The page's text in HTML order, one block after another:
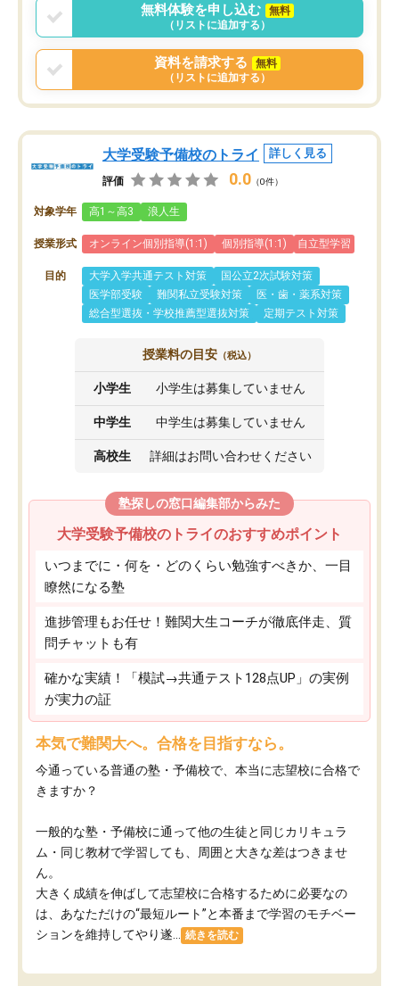
無料体験を申し込む
無料
（リストに追加する）
資料を請求する
無料
（リストに追加する）
大学受験予備校のトライ 詳しく見る
評価 0.0 （0件）
対象学年 高1～高3 浪人生
授業形式 オンライン個別指導(1:1) 個別指導(1:1) 自立型学習
目的 大学入学共通テスト対策
国公立2次試験対策
医学部受験
難関私立受験対策
医・歯・薬系対策
総合型選抜・学校推薦型選抜対策
定期テスト対策
授業料の目安 （税込）
小学生 小学生は募集していません
中学生 中学生は募集していません
高校生 詳細はお問い合わせください
塾探しの窓口編集部からみた
大学受験予備校のトライのおすすめポイント
いつまでに・何を・どのくらい勉強すべきか、一目
瞭然になる塾
進捗管理もお任せ！難関大生コーチが徹底伴走、質
問チャットも有
確かな実績！「模試→共通テスト128点UP」の実例
が実力の証
本気で難関大へ。合格を目指すなら。
今通っている普通の塾・予備校で、本当に志望校に合格で
きますか？
一般的な塾・予備校に通って他の生徒と同じカリキュラ
ム・同じ教材で学習しても、周囲と大きな差はつきませ
ん。
大きく成績を伸ばして志望校に合格するために必要なの
は、あなただけの“最短ルート”と本番まで学習のモチベー
ションを維持してやり遂...
続きを読む